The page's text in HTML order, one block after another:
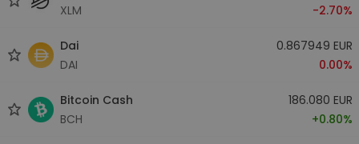
XLM
-2.70%
Dai
DAI
0.867949 EUR
0.00%
Bitcoin Cash
BCH
186.080 EUR
+0.80%